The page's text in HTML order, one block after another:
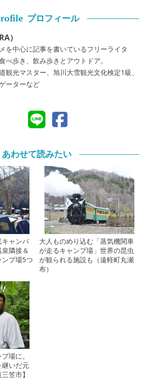
プロフィール
）
を中心に記事を書いているフリーライタ
べ歩き、飲み歩きとアウトドア。
観光マスター、旭川大雪観光文化検定1級、
ーターなど
あわせて読みたい
ャンパ
隣接＆
ンプ場5つ
大人ものめり込む「蒸気機関車
が走るキャンプ場」世界の昆虫
が観られる施設も（遠軽町丸瀬
布）
場に。
継いだ元
笠市】